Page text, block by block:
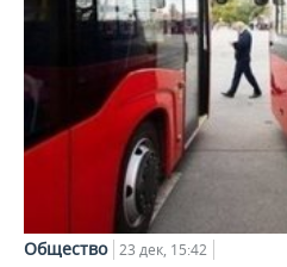
Общество 23 дек, 15:42